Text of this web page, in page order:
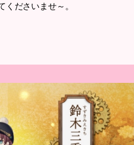
ださいませ～。